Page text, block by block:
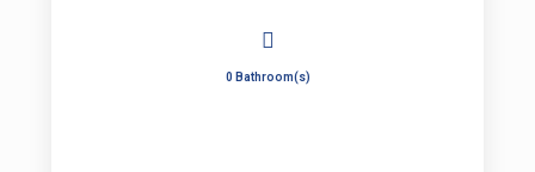
0 Bathroom(s)